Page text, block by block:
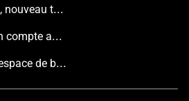
5ème façade : le toit, nouveau terrain de jeu de l'architecture contemporaine
5 points à prendre en compte avant de construire une nouvelle maison
Maison privée avec espace de bureau, Pajottenland